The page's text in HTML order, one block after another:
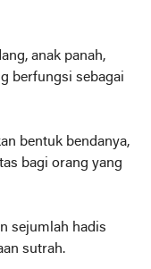
anak panah,
berfungsi sebagai
bentuk bendanya,
bagi orang yang
sejumlah hadis
sutrah.